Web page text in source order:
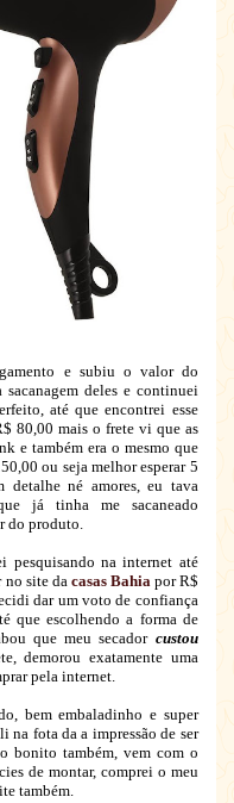
e subiu o valor do
deles e continuei
até que encontrei esse
80,00 mais o frete vi que as
e também era o mesmo que
ou seja melhor esperar 5
detalhe né amores, eu tava
já tinha me sacaneado
do produto.
pesquisando na internet até
no site da casas Bahiapor R$
dar um voto de confiança
que escolhendo a forma de
que meu secador custou
demorou exatamente uma
pela internet.
bem embaladinho e super
fota da a impressão de ser
bonito também, vem com o
de montar, comprei o meu
também.